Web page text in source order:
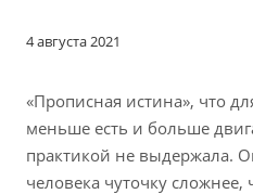
4 августа 2021
«Прописная истина», что
меньше есть и больше
практикой не выдержала.
человека чуточку